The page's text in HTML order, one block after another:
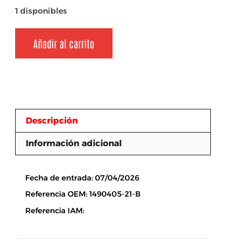
1 disponibles
Añadir al carrito
Descripción
Información adicional
Fecha de entrada: 07/04/2026
Referencia OEM: 1490405-21-B
Referencia IAM: